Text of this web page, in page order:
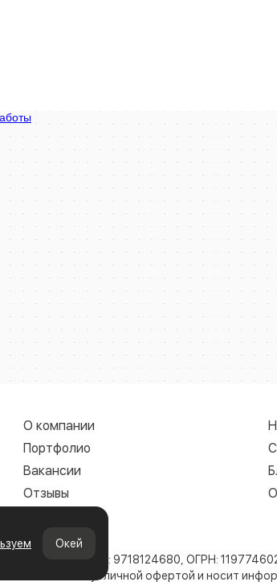
О компании
Портфолио
Вакансии
Отзывы
ИНН: 9718124680, ОГРН:
не является публичной офертой и носит
Окей